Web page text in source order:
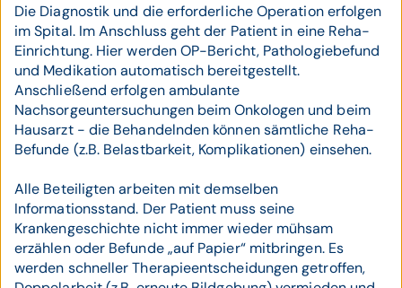
Die Diagnostik und die erforderliche Operation erfolgen
im Spital. Im Anschluss geht der Patient in eine Reha-
Einrichtung. Hier werden OP-Bericht, Pathologiebefund
und Medikation automatisch bereitgestellt.
Anschließend erfolgen ambulante
Nachsorgeuntersuchungen beim Onkologen und beim
Hausarzt - die Behandelnden können sämtliche Reha-
Befunde (z.B. Belastbarkeit, Komplikationen) einsehen.
Alle Beteiligten arbeiten mit demselben
Informationsstand. Der Patient muss seine
Krankengeschichte nicht immer wieder mühsam
erzählen oder Befunde „auf Papier“ mitbringen. Es
werden schneller Therapieentscheidungen getroffen,